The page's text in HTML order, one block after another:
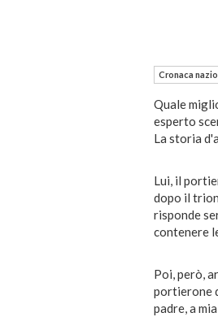
Cronaca
Quale
esperto
La storia
Lui, il
dopo il
risponde
contenere
Poi, però,
portierone
padre, a